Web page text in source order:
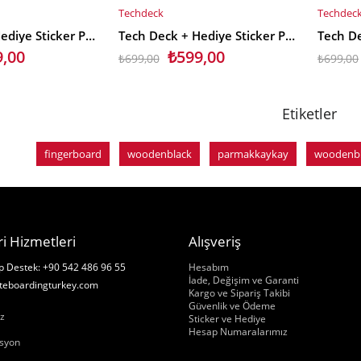
Tech Deck + Hediye Sticker Paketli Parmak Kaykayı Darkroom Carnage
SEPETE EKLE
Techdeck
Tech Deck + Hediye Sticker Paketli Parmak Kaykayı Baker Skateboards
₺599,00
₺699,00 ₺699,00
Etiketler
fingerboard woodenblack parmakkaykay
Hizmetleri
Destek: +90 542 486 96 55
Alışveriş
Hakkımızda
Hesabım
İade, Değişim ve Garanti
Kargo ve Sipariş Takibi
Güvenlik ve Ödeme
Sticker ve Hediye
Hesap Numaralarımız